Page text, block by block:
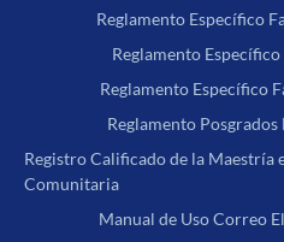
Reglamento Específico
Reglamento
Reglamento Específico
Reglamento
Registro Calificado de la Maestría
Comunitaria
Manual de Uso Correo